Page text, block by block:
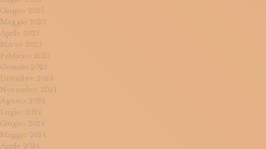
Giugno 2025
Maggio 2025
Aprile 2025
Marzo 2025
Febbraio 2025
Gennaio 2025
Dicembre 2024
Novembre 2024
Agosto 2024
Luglio 2024
Giugno 2024
Maggio 2024
Aprile 2024